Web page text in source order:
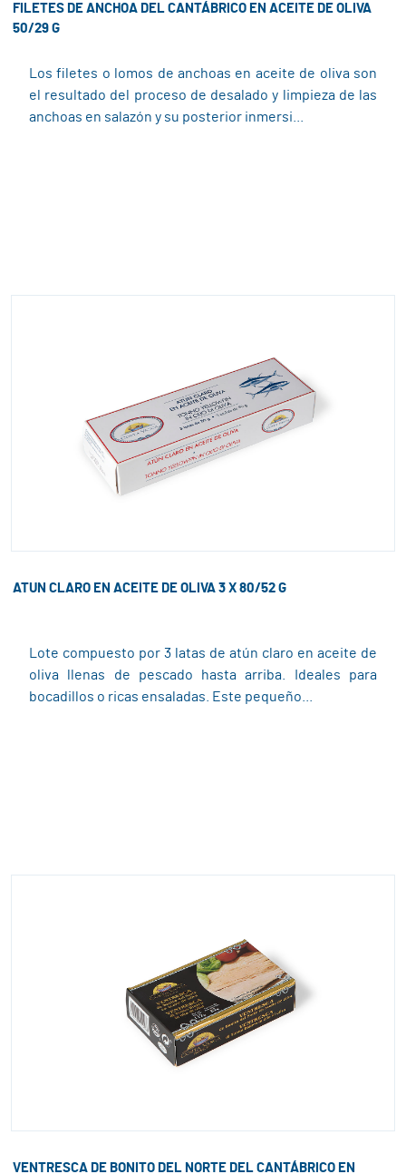
FILETES DE ANCHOA DEL CANTÁBRICO EN ACEITE DE OLIVA
50/29 G
Los filetes o lomos de anchoas en aceite de oliva son
el resultado del proceso de desalado y limpieza de las
anchoas en salazón y su posterior inmersi...
ATUN CLARO EN ACEITE DE OLIVA 3 X 80/52 G
Lote compuesto por 3 latas de atún claro en aceite de
oliva llenas de pescado hasta arriba. Ideales para
bocadillos o ricas ensaladas. Este pequeño...
VENTRESCA DE BONITO DEL NORTE DEL CANTÁBRICO EN